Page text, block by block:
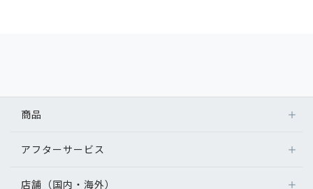
商品
アフターサービス
店舗（国内・海外）